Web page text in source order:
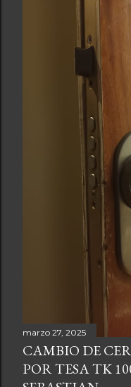
marzo 27, 2025
CAMBIO DE
POR TESA TK